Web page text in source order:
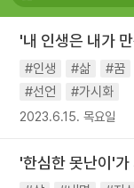
#희망
#나눔 #친
#독서
#건강 #면
'내 인생은 내가
#인생 #삶 #꿈
#선언
#가시화
2023.6.15. 목요일
'한심한 못난이'가